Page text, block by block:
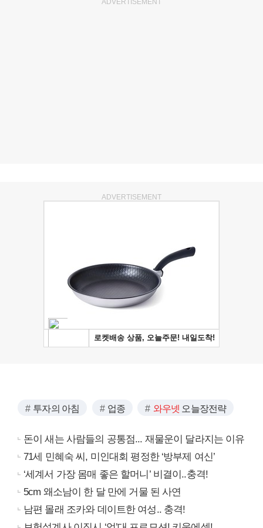
ADVERTISEMENT
투자의 아침 업종 와우넷 오늘장전략
돈이 새는 사람들의 공통점... 재물운이 달라지는 이유
71세 민혜숙 씨, 미인대회 평정한 ‘방부제 여신’
‘세계서 가장 몸매 좋은 할머니’ 비결이..충격!
5cm 왜소남이 한 달 만에 거물 된 사연
남편 몰래 조카와 데이트한 여성.. 충격!